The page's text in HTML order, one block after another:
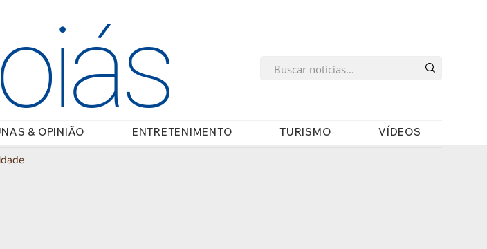
& OPINIÃO ENTRETENIMENTO TURISMO VÍDEOS